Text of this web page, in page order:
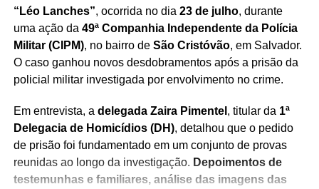
“Léo Lanches”, ocorrida no dia 23 de julho, durante
uma ação da 49ª Companhia Independente da Polícia
Militar (CIPM), no bairro de São Cristóvão, em Salvador.
O caso ganhou novos desdobramentos após a prisão da
policial militar investigada por envolvimento no crime.
Em entrevista, a delegada Zaira Pimentel , titular da 1ª
Delegacia de Homicídios (DH), detalhou que o pedido
de prisão foi fundamentado em um conjunto de provas
reunidas ao longo da investigação. Depoimentos de
testemunhas e familiares, análise das imagens das